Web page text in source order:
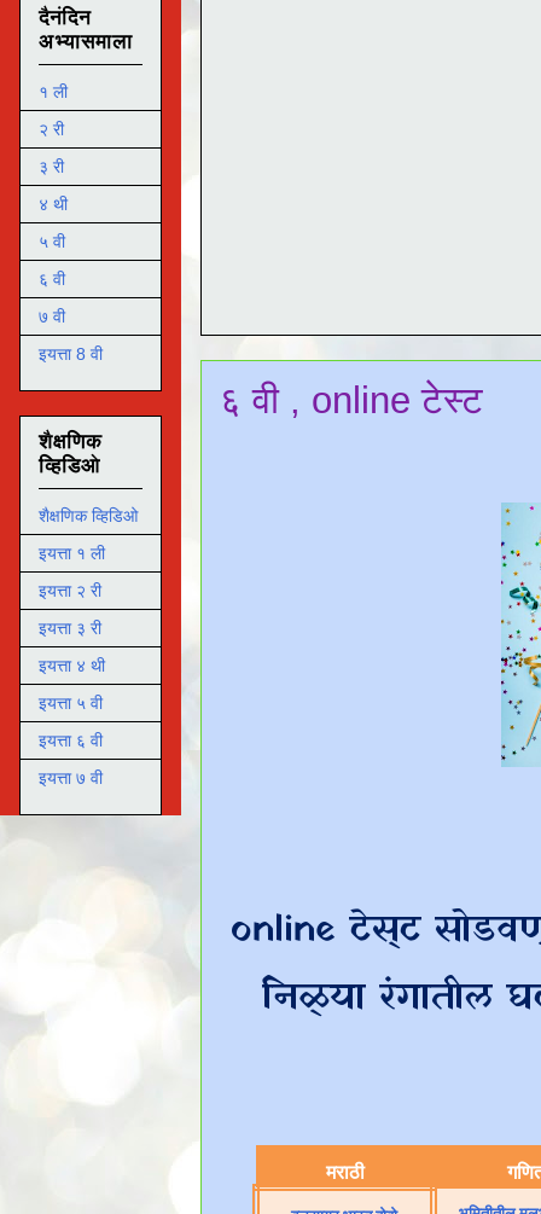
६ वी , online टेस्ट
online टेस्ट
निळ्या
मराठी
दैनंदिन
अभ्यासमाला
१ ली
२ री
३ री
४ थी
५ वी
६ वी
७ वी
इयत्ता 8 वी
शैक्षणिक
व्हिडिओ
शैक्षणिक व्हिडिओ
इयत्ता १ ली
इयत्ता २ री
इयत्ता ३ री
इयत्ता ४ थी
इयत्ता ५ वी
इयत्ता ६ वी
इयत्ता ७ वी